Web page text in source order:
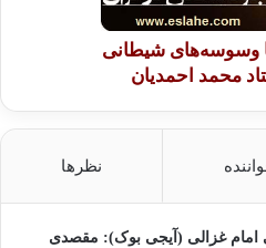
وسوسه‌های شیطانی
محمد احمدیان
نظرها
امام غزالی (آیجی بوک): مقصدی